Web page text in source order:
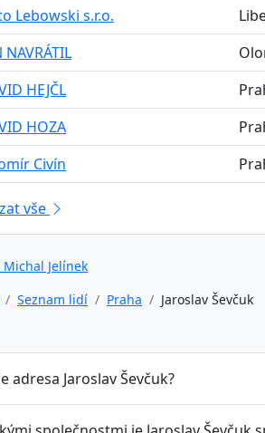
Lebowski s.r.o.
NAVRÁTIL
HEJČL
HOZA
Civín
vše
Michal Jelínek
Seznam lidí Praha Jaroslav Ševčuk
adresa Jaroslav Ševčuk?